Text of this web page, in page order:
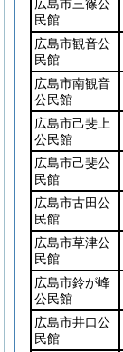
広島市三篠公
民館
広島市観音公
民館
広島市南観音
公民館
広島市己斐上
公民館
広島市己斐公
民館
広島市古田公
民館
広島市草津公
民館
広島市鈴が峰
公民館
広島市井口公
民館